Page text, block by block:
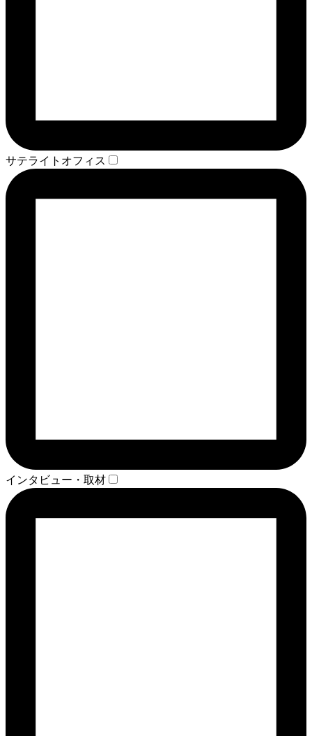
サテライトオフィス
インタビュー・取材